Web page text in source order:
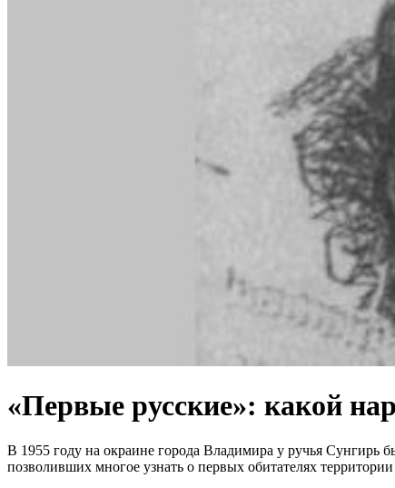
«Первые русские»: какой
В 1955 году на окраине города Владимира у ручья Сунгирь
позволивших многое узнать о первых обитателях